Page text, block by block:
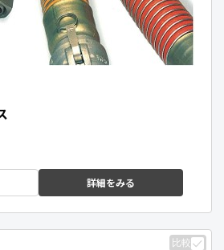
詳細をみる
比較